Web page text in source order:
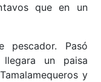
que en un
pescador. Pasó
un paisa
y